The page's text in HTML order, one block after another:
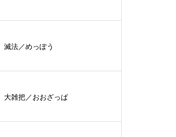
滅法／めっぽう
大雑把／おおざっぱ